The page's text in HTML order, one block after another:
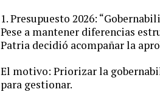
1. Presupuesto 2026:
Pese a mantener diferencias
Patria decidió acompañar la
El motivo: Priorizar la
para gestionar.